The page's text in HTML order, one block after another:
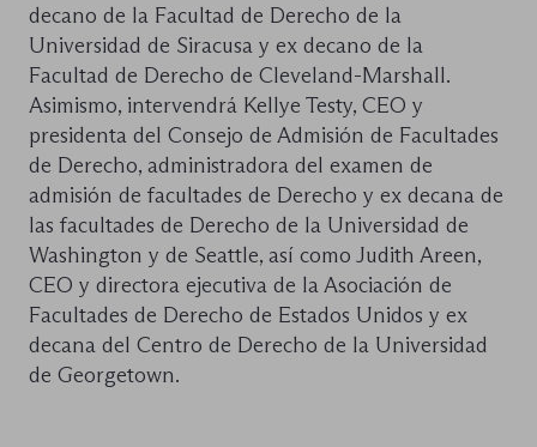
decano de la Facultad de Derecho de la
Universidad de Siracusa y ex decano de la
Facultad de Derecho de Cleveland-Marshall.
Asimismo, intervendrá Kellye Testy, CEO y
presidenta del Consejo de Admisión de Facultades
de Derecho, administradora del examen de
admisión de facultades de Derecho y ex decana de
las facultades de Derecho de la Universidad de
Washington y de Seattle, así como Judith Areen,
CEO y directora ejecutiva de la Asociación de
Facultades de Derecho de Estados Unidos y ex
decana del Centro de Derecho de la Universidad
de Georgetown.